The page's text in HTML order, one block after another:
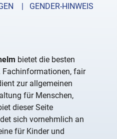
| GENDER-HINWEIS
bietet die besten
Fachinformationen, fair
zur allgemeinen
für Menschen,
dieser Seite
sich vornehmlich an
für Kinder und